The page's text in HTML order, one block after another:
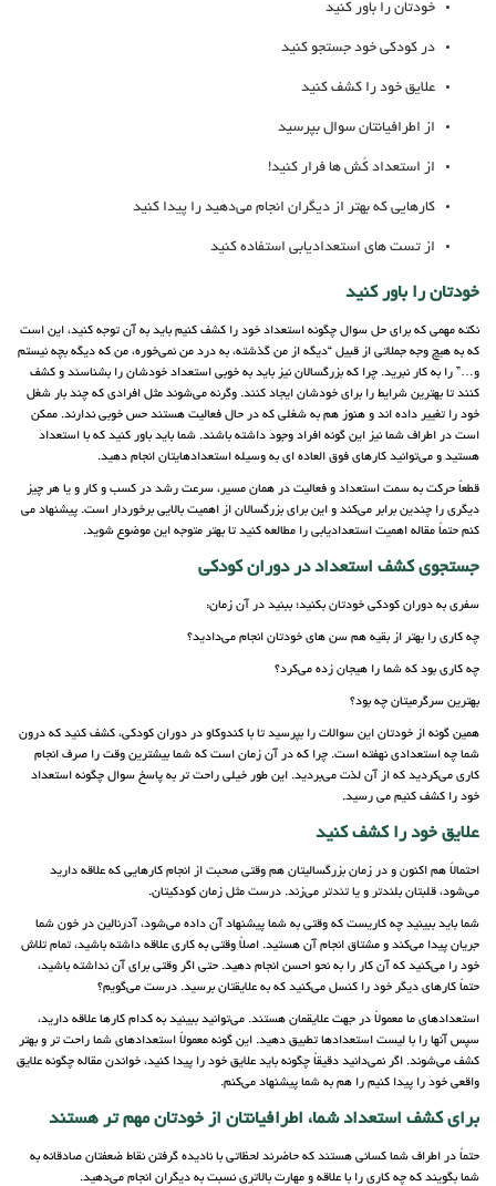
خودتان را باور کنید
در کودکی خود جستجو کنید
علایق خود را کشف کنید
از اطرافیانتان سوال بپرسید
از استعداد کُش ها فرار کنید!
کارهایی که بهتر از دیگران انجام می‌دهید را پیدا کنید
از تست های استعدادیابی استفاده کنید
خودتان را باور کنید
نکته مهمی که برای حل سوال چگونه استعداد خود را کشف کنیم باید به آن توجه کنید، این است
که به هیچ وجه جملاتی از قبیل “دیگه از من گذشته، به درد من نمی‌خوره، من که دیگه بچه نیستم
و…” را به کار نبرید. چرا که بزرگسالان نیز باید به خوبی استعداد خودشان را بشناسند و کشف
کنند تا بهترین شرایط را برای خودشان ایجاد کنند. وگرنه می‌شوند مثل افرادی که چند بار شغل
خود را تغییر داده اند و هنوز هم به شغلی که در حال فعالیت هستند حس خوبی ندارند. ممکن
است در اطراف شما نیز این گونه افراد وجود داشته باشند. شما باید باور کنید که با استعداد
هستید و می‌توانید کارهای فوق العاده ای به وسیله استعدادهایتان انجام دهید.
قطعاً حرکت به سمت استعداد و فعالیت در همان مسیر، سرعت رشد در کسب و کار و یا هر چیز
دیگری را چندین برابر می‌کند و این برای بزرگسالان از اهمیت بالایی برخوردار است. پیشنهاد می
کنم حتماً مقاله اهمیت استعدادیابی را مطالعه کنید تا بهتر متوجه این موضوع شوید.
جستجوی کشف استعداد در دوران کودکی
سفری به دوران کودکی خودتان بکنید؛ ببنید در آن زمان:
چه کاری را بهتر از بقیه هم سن های خودتان انجام می‌دادید؟
چه کاری بود که شما را هیجان زده می‌کرد؟
بهترین سرگرمیتان چه بود؟
همین گونه از خودتان این سوالات را بپرسید تا با کندوکاو در دوران کودکی، کشف کنید که درون
شما چه استعدادی نهفته است. چرا که در آن زمان است که شما بیشترین وقت را صرف انجام
کاری می‌کردید که از آن لذت می‌بردید. این طور خیلی راحت تر به پاسخ سوال چگونه استعداد
خود را کشف کنیم می رسید.
علایق خود را کشف کنید
احتمالاً هم اکنون و در زمان بزرگسالیتان هم وقتی صحبت از انجام کارهایی که علاقه دارید
می‌شود، قلبتان بلندتر و یا تندتر می‌زند. درست مثل زمان کودکیتان.
شما باید ببینید چه کاریست که وقتی به شما پیشنهاد آن داده می‌شود، آدرنالین در خون شما
جریان پیدا می‌کند و مشتاق انجام آن هستید. اصلاً وقتی به کاری علاقه داشته باشید، تمام تلاش
خود را می‌کنید که آن کار را به نحو احسن انجام دهید. حتی اگر وقتی برای آن نداشته باشید،
حتماً کارهای دیگر خود را کنسل می‌کنید که به علایقتان برسید. درست می‌گویم؟
استعدادهای ما معمولاً در جهت علایقمان هستند. می‌توانید ببینید به کدام کارها علاقه دارید،
سپس آنها را با لیست استعدادها تطبیق دهید. این گونه معمولاً استعدادهای شما راحت تر و بهتر
کشف می‌شوند. اگر نمی‌دانید دقیقاً چگونه باید علایق خود را پیدا کنید، خواندن مقاله چگونه علایق
واقعی خود را پیدا کنیم را هم به شما پیشنهاد می‌کنم.
برای کشف استعداد شما، اطرافیانتان از خودتان مهم تر هستند
حتماً در اطراف شما کسانی هستند که حاضرند لحظاتی با نادیده گرفتن نقاط ضعفتان صادقانه به
شما بگویند که چه کاری را با علاقه و مهارت بالاتری نسبت به دیگران انجام می‌دهید.